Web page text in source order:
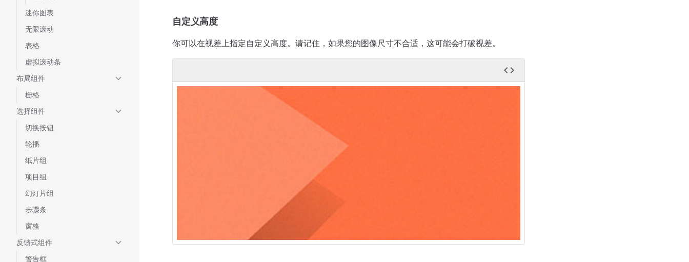
迷你图表
无限滚动
表格
虚拟滚动条
布局组件
栅格
选择组件
切换按钮
轮播
纸片组
项目组
幻灯片组
步骤条
窗格
反馈式组件
警告框
自定义高度
你可以在视差上指定自定义高度。请记住，如果您的图像尺寸不合适，这可能会打破视差。